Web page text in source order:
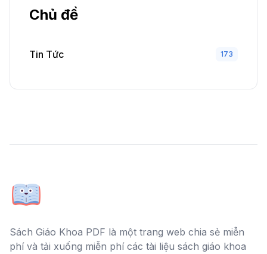
Chủ đề
Tin Tức 173
Sách Giáo Khoa PDF là một trang web chia sẻ miễn
phí và tải xuống miễn phí các tài liệu sách giáo khoa